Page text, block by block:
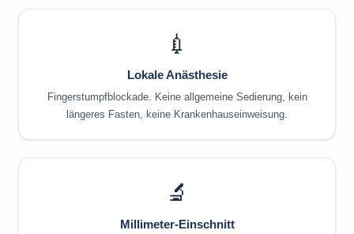
💉
Lokale Anästhesie
Fingerstumpfblockade. Keine allgemeine Sedierung, kein
längeres Fasten, keine Krankenhauseinweisung.
🔬
Millimeter-Einschnitt